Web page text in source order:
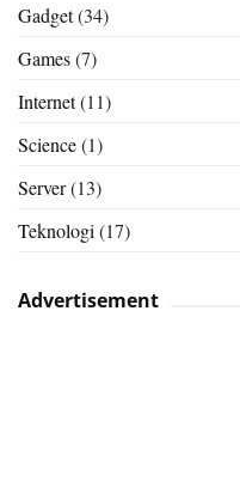
Gadget(34)
Games(7)
Internet(11)
Science(1)
Server(13)
Teknologi (17)
Advertisement